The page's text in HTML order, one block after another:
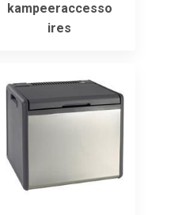
kampeeraccesso
ires